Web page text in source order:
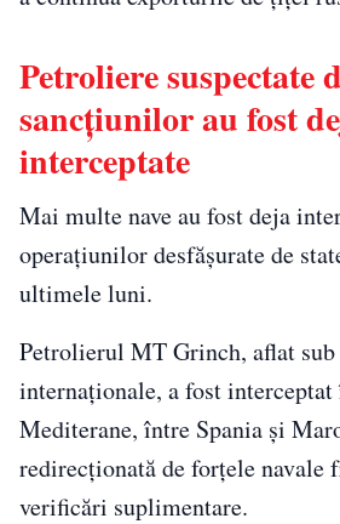
Petroliere suspectate
sancțiunilor au fost
interceptate
Mai multe nave au fost deja
operațiunilor desfășurate de
ultimele luni.
Petrolierul MT Grinch, aflat
internaționale, a fost
Mediterane, între Spania și
redirecționată de forțele navale
verificări suplimentare.